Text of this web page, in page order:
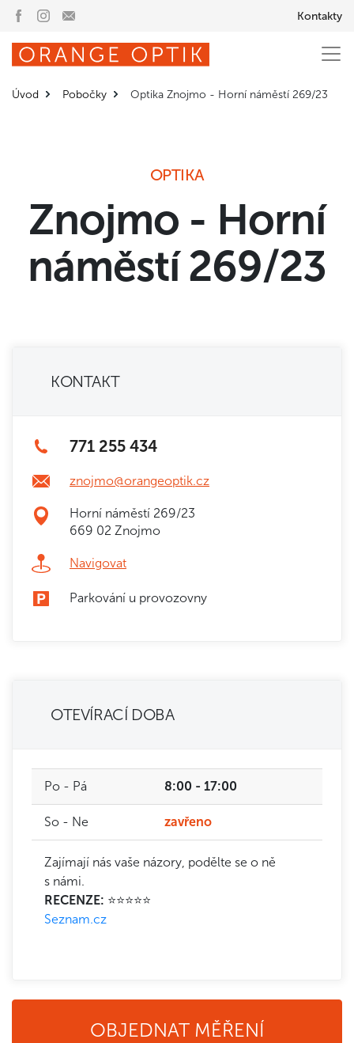
Kontakty
Úvod Pobočky Optika Znojmo - Horní náměstí 269/23
OPTIKA
Znojmo - Horní
náměstí 269/23
KONTAKT
771 255 434
znojmo@orangeoptik.cz
Horní náměstí 269/23
669 02 Znojmo
Navigovat
Parkování u provozovny
OTEVÍRACÍ DOBA
Po - Pá 8:00 - 17:00
So - Ne zavřeno
Zajímají nás vaše názory, podělte se o ně
s námi.
RECENZE: ⭐⭐⭐⭐⭐
Seznam.cz
OBJEDNAT MĚŘENÍ